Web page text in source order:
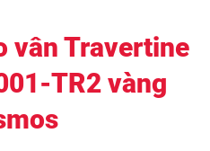
vân Travertine
TR2 vàng